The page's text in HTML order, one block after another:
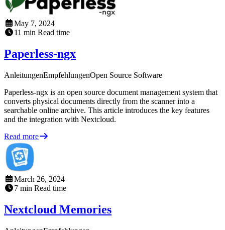
May 7, 2024
11 min Read time
Paperless-ngx
AnleitungenEmpfehlungenOpen Source Software
Paperless-ngx is an open source document management system that
converts physical documents directly from the scanner into a
searchable online archive. This article introduces the key features
and the integration with Nextcloud.
Read more
March 26, 2024
7 min Read time
Nextcloud Memories